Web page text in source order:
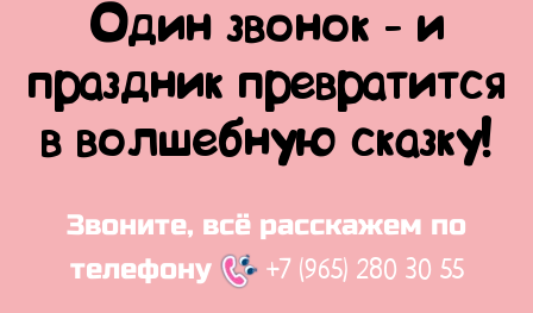
Один звонок - и
праздник превратится
в волшебную сказку!
Звоните, всё расскажем по
телефону
+7 (965) 280 30 55